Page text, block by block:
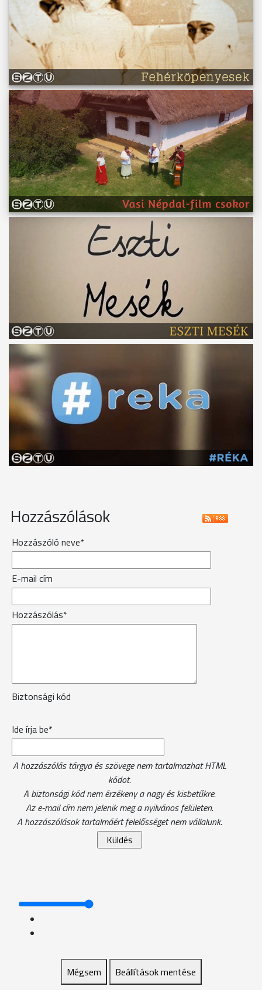
Hozzászólások
Hozzászóló neve*
E-mail cím
Hozzászólás*
Biztonsági kód
Ide írja be*
A hozzászólás tárgya és szövege nem tartalmazhat HTML
kódot.
A biztonsági kód nem érzékeny a nagy és kisbetűkre.
Az e-mail cím nem jelenik meg a nyilvános felületen.
A hozzászólások tartalmáért felelősséget nem vállalunk.
Mégsem Beállítások mentése